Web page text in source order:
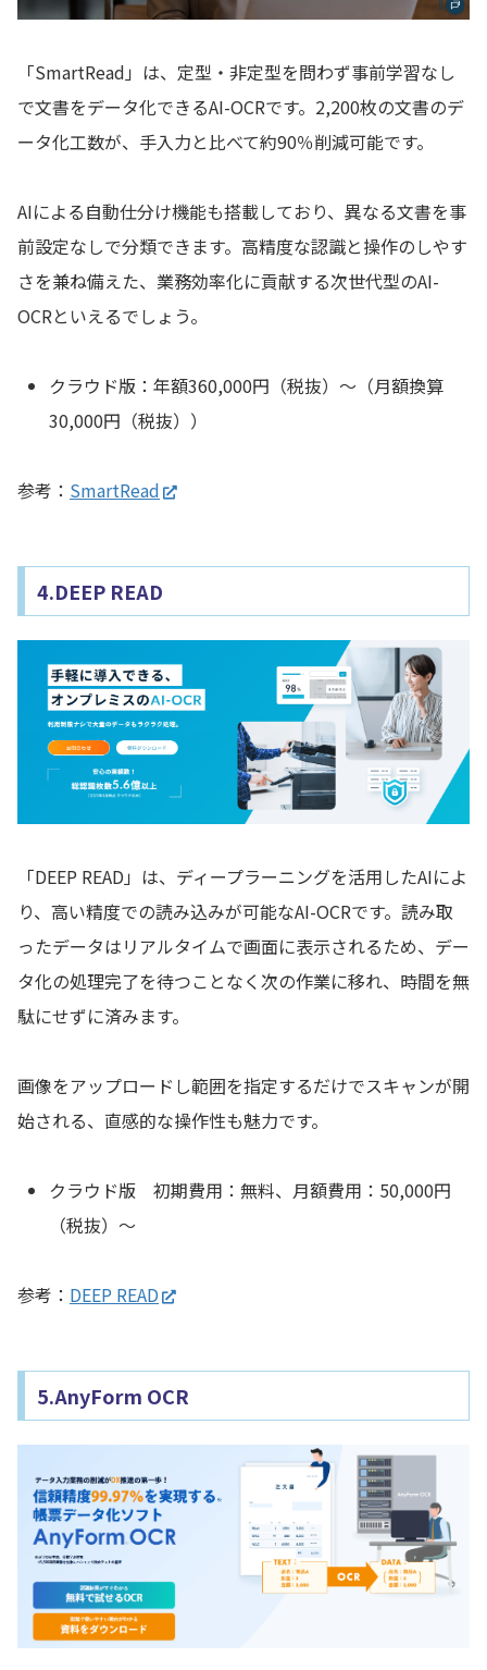
「SmartRead」は、定型・非定型を問わず事前学習なし
で文書をデータ化できるAI-OCRです。2,200枚の文書のデ
ータ化工数が、手入力と比べて約90％削減可能です。
AIによる自動仕分け機能も搭載しており、異なる文書を事
前設定なしで分類できます。高精度な認識と操作のしやす
さを兼ね備えた、業務効率化に貢献する次世代型のAI-
OCRといえるでしょう。
クラウド版：年額360,000円（税抜）〜（月額換算
30,000円（税抜））
参考： SmartRead
4.DEEP READ
「DEEP READ」は、ディープラーニングを活用したAIによ
り、高い精度での読み込みが可能なAI-OCRです。読み取
ったデータはリアルタイムで画面に表示されるため、デー
タ化の処理完了を待つことなく次の作業に移れ、時間を無
駄にせずに済みます。
画像をアップロードし範囲を指定するだけでスキャンが開
始される、直感的な操作性も魅力です。
クラウド版 初期費用：無料、月額費用：50,000円
（税抜）～
参考： DEEP READ
5.AnyForm OCR